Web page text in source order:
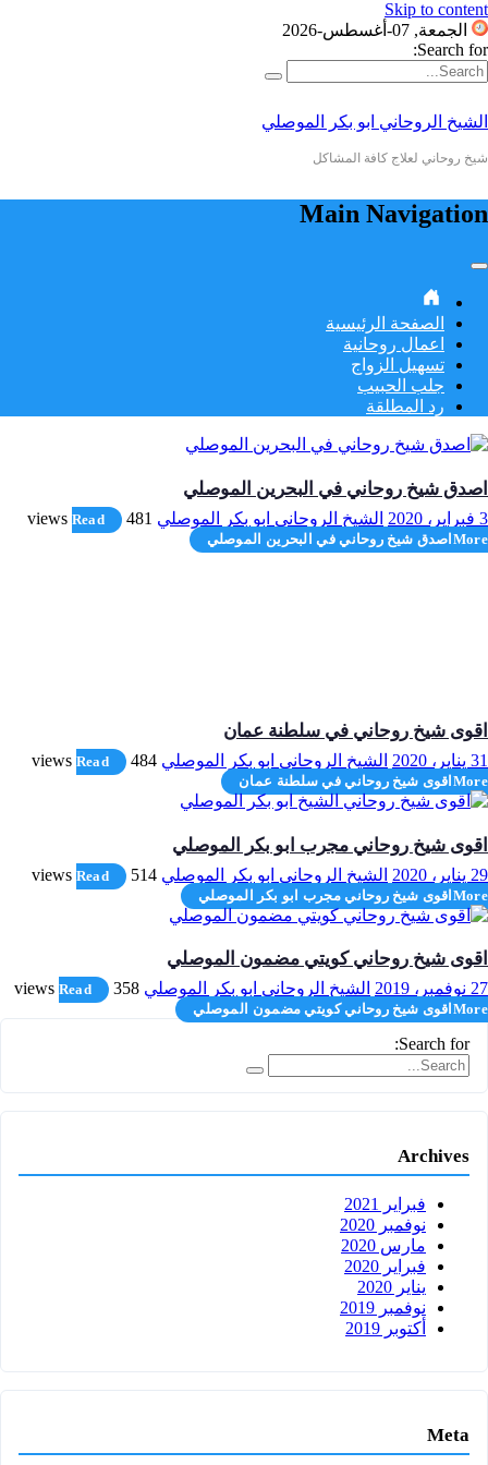
Skip to content
الجمعة, 07-أغسطس-2026
Search for:
الشيخ الروحاني ابو بكر الموصلي
شيخ روحاني لعلاج كافة المشاكل
Main Navigation
الصفحة الرئيسية
اعمال روحانية
تسهيل الزواج
جلب الحبيب
رد المطلقة
اصدق شيخ روحاني في البحرين الموصلي
3 فبراير، 2020 الشيخ الروحاني ابو بكر الموصلي 481 views
Read
More اصدق شيخ روحاني في البحرين الموصلي
اقوى شيخ روحاني في سلطنة عمان
31 يناير، 2020 الشيخ الروحاني ابو بكر الموصلي 484 views
Read
More اقوى شيخ روحاني في سلطنة عمان
اقوى شيخ روحاني مجرب ابو بكر الموصلي
29 يناير، 2020 الشيخ الروحاني ابو بكر الموصلي 514 views
Read
More اقوى شيخ روحاني مجرب ابو بكر الموصلي
اقوى شيخ روحاني كويتي مضمون الموصلي
27 نوفمبر، 2019 الشيخ الروحاني ابو بكر الموصلي 358 views
Read
More اقوى شيخ روحاني كويتي مضمون الموصلي
Search for:
Archives
فبراير 2021
نوفمبر 2020
مارس 2020
فبراير 2020
يناير 2020
نوفمبر 2019
أكتوبر 2019
Meta